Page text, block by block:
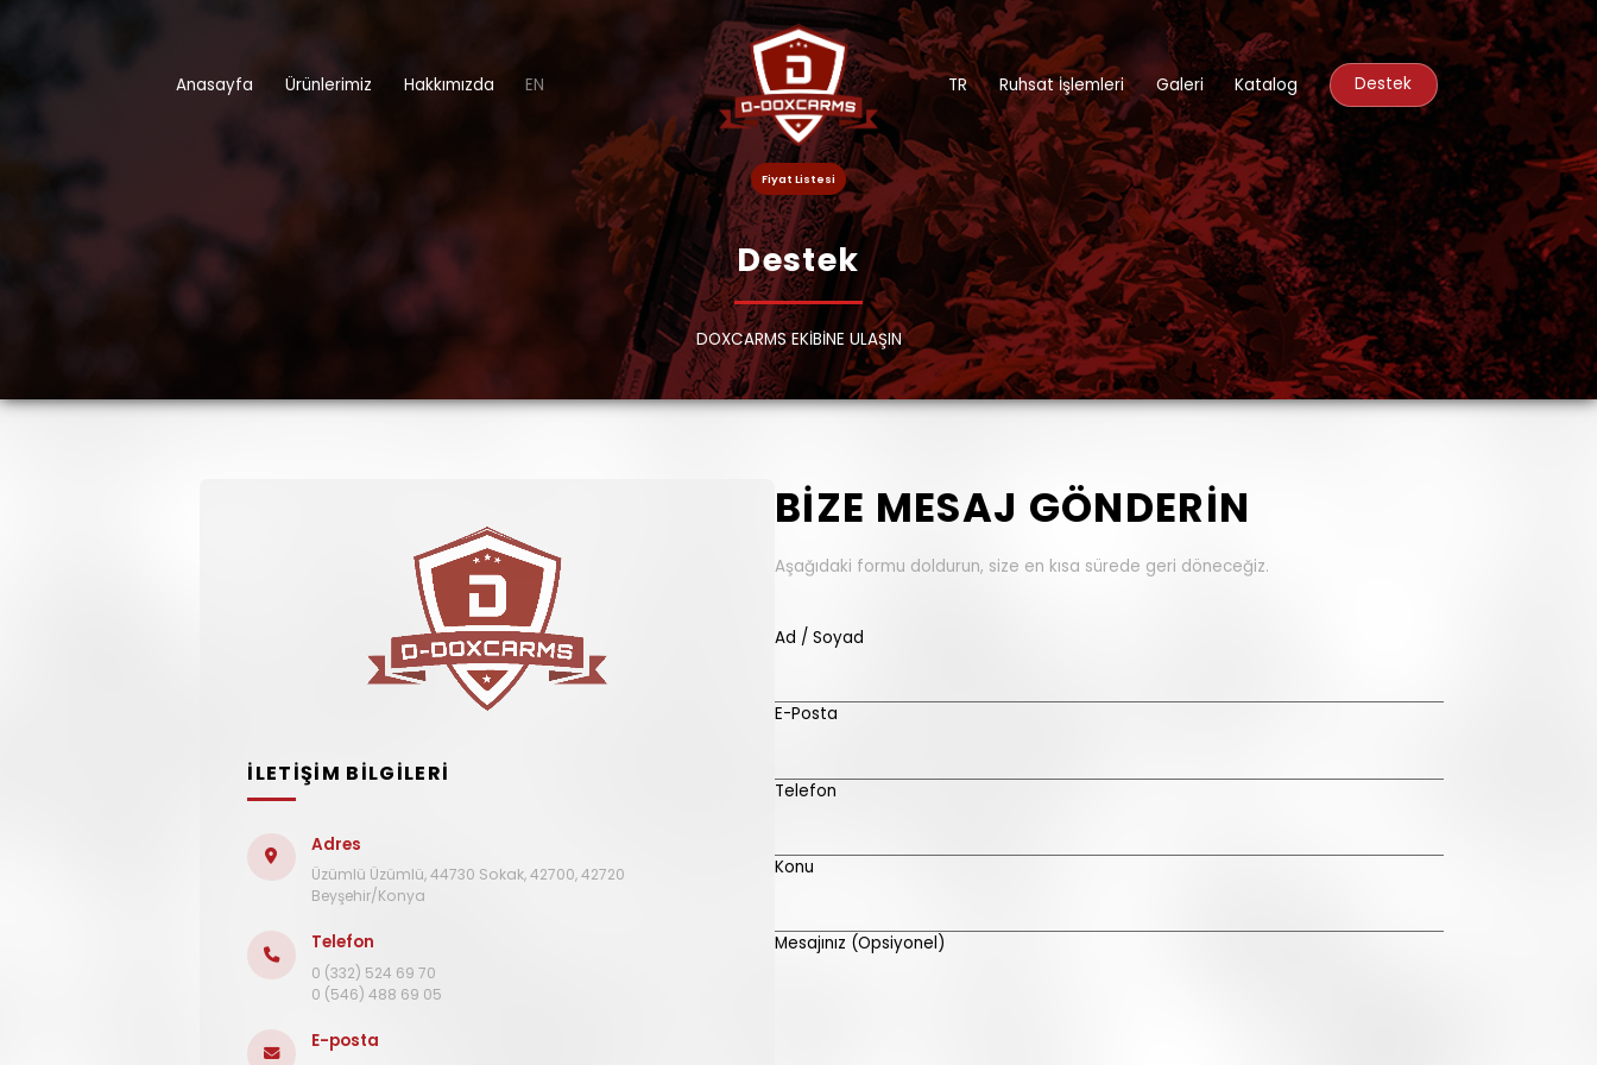
Anasayfa Ürünlerimiz Hakkımızda EN
Fiyat Listesi
TR Ruhsat İşlemleri Galeri Katalog Destek
Destek
DOXCARMS EKİBİNE ULAŞIN
İLETİŞİM BİLGİLERİ
Adres
Üzümlü Üzümlü, 44730 Sokak, 42700, 42720
Beyşehir/Konya
Telefon
0 (332) 524 69 70
0 (546) 488 69 05
E-posta
BİZE MESAJ GÖNDERİN
Aşağıdaki formu doldurun, size en kısa sürede geri döneceğiz.
Ad / Soyad
E-Posta
Telefon
Konu
Mesajınız (Opsiyonel)